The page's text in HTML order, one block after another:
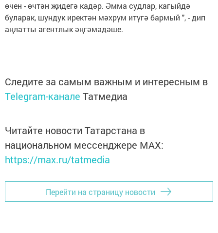
өчен - өчтән җидегә кадәр. Әмма судлар, кагыйдә
буларак, шундук иректән мәхрүм итүгә бармый ", - дип
аңлатты агентлык әңгәмәдәше.
Следите за самым важным и интересным в
Telegram-канале Татмедиа
Читайте новости Татарстана в
национальном мессенджере MАХ:
https://max.ru/tatmedia
Перейти на страницу новости